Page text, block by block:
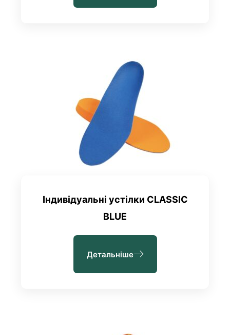
Індивідуальні устілки CLASSIC
BLUE
Детальніше